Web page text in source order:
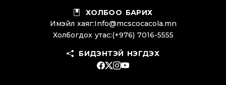
ХОЛБОО БАРИХ
Имэйл хаяг:Info@mcscocacola.mn
Холбогдох утас:(+976) 7016-5555
БИДЭНТЭЙ НЭГДЭХ